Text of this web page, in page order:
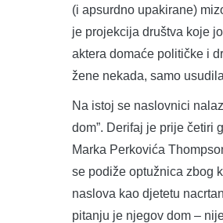
(i apsurdno upakirane)
je projekcija društva koje
aktera domaće političke i
žene nekada, samo
Na istoj se naslovnici
dom”. Derifaj je prije četiri
Marka Perkovića
se podiže optužnica zbog
naslova kao djetetu
pitanju je njegov dom –